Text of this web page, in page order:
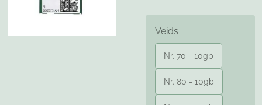
Veids
Nr. 70 - 10gb
Nr. 80 - 10gb